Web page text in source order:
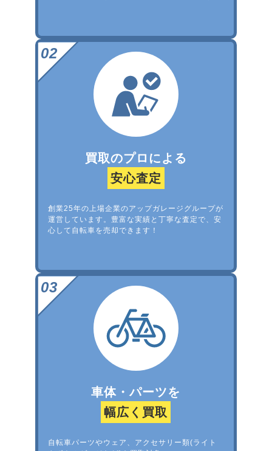
買取のプロによる
安心査定
創業25年の上場企業のアップガレージグループが
運営しています。豊富な実績と丁寧な査定で、安
心して自転車を売却できます！
車体・パーツを
幅広く買取
自転車パーツやウェア、アクセサリー類(ライト